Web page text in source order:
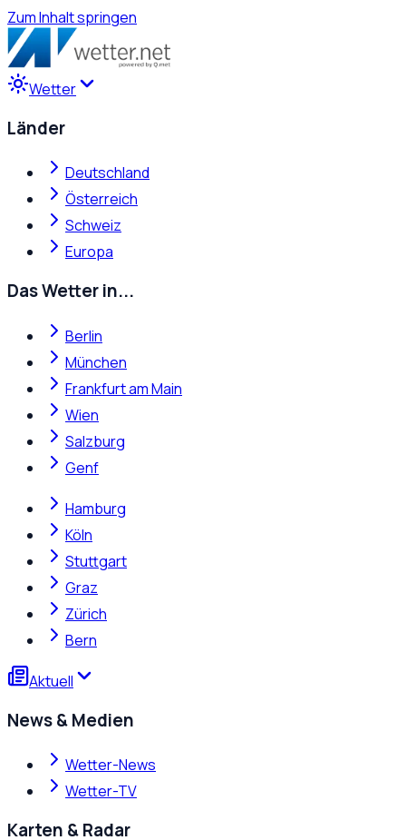
Zum Inhalt springen
Wetter
Länder
Deutschland
Österreich
Schweiz
Europa
Das Wetter in...
Berlin
München
Frankfurt am Main
Wien
Salzburg
Genf
Hamburg
Köln
Stuttgart
Graz
Zürich
Bern
Aktuell
News & Medien
Wetter-News
Wetter-TV
Karten & Radar